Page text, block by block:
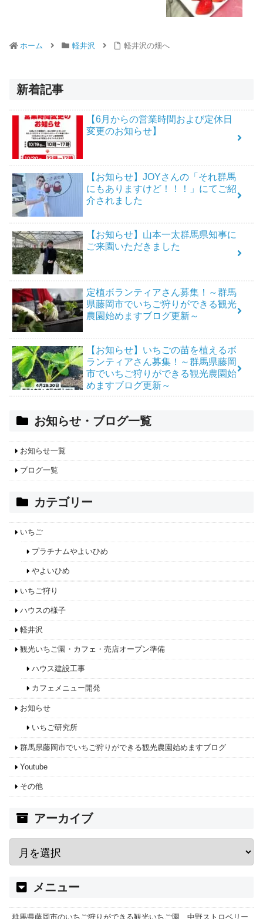
ホーム 軽井沢 軽井沢の畑へ
新着記事
【6月からの営業時間および定休日
変更のお知らせ】
【お知らせ】JOYさんの「それ群馬
にもありますけど！！！」にてご紹
介されました
【お知らせ】山本一太群馬県知事に
ご来園いただきました
定植ボランティアさん募集！～群馬
県藤岡市でいちご狩りができる観光
農園始めますブログ更新～
【お知らせ】いちごの苗を植えるボ
ランティアさん募集！～群馬県藤岡
市でいちご狩りができる観光農園始
めますブログ更新～
お知らせ・ブログ一覧
お知らせ一覧
ブログ一覧
カテゴリー
いちご
プラチナムやよいひめ
やよいひめ
いちご狩り
ハウスの様子
軽井沢
観光いちご園・カフェ・売店オープン準備
ハウス建設工事
カフェメニュー開発
お知らせ
いちご研究所
群馬県藤岡市でいちご狩りができる観光農園始めますブログ
Youtube
その他
アーカイブ
メニュー
群馬県藤岡市のいちご狩りができる観光いちご園 中野ストロベリー